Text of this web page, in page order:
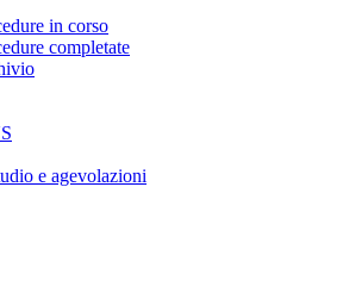
in corso
completate
e agevolazioni